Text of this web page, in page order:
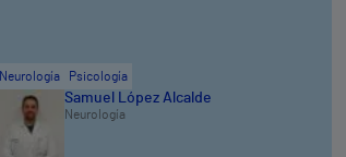
Neurología Psicología
Samuel López Alcalde
Neurología